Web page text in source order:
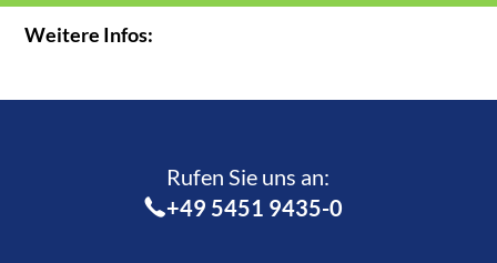
Weitere Infos:
Rufen Sie uns an:­
+49 5451 9435-0